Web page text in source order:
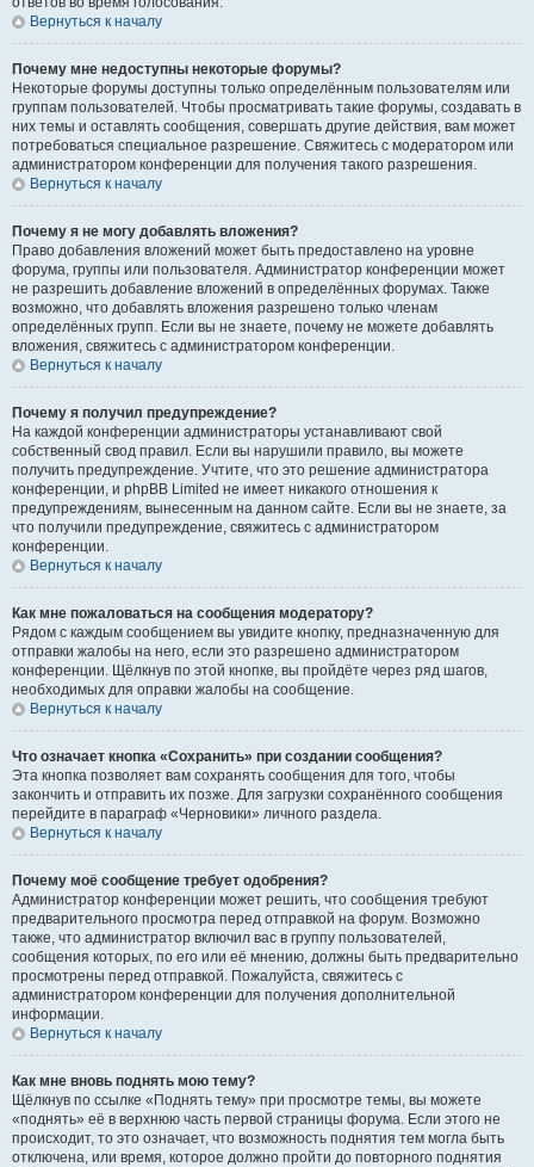
Вернуться к началу
Почему мне недоступны некоторые форумы?
Некоторые форумы доступны только определённым пользователям или
группам пользователей. Чтобы просматривать такие форумы, создавать в
них темы и оставлять сообщения, совершать другие действия, вам может
потребоваться специальное разрешение. Свяжитесь с модератором или
администратором конференции для получения такого разрешения.
Вернуться к началу
Почему я не могу добавлять вложения?
Право добавления вложений может быть предоставлено на уровне
форума, группы или пользователя. Администратор конференции может
не разрешить добавление вложений в определённых форумах. Также
возможно, что добавлять вложения разрешено только членам
определённых групп. Если вы не знаете, почему не можете добавлять
вложения, свяжитесь с администратором конференции.
Вернуться к началу
Почему я получил предупреждение?
На каждой конференции администраторы устанавливают свой
собственный свод правил. Если вы нарушили правило, вы можете
получить предупреждение. Учтите, что это решение администратора
конференции, и phpBB Limited не имеет никакого отношения к
предупреждениям, вынесенным на данном сайте. Если вы не знаете, за
что получили предупреждение, свяжитесь с администратором
конференции.
Вернуться к началу
Как мне пожаловаться на сообщения модератору?
Рядом с каждым сообщением вы увидите кнопку, предназначенную для
отправки жалобы на него, если это разрешено администратором
конференции. Щёлкнув по этой кнопке, вы пройдёте через ряд шагов,
необходимых для оправки жалобы на сообщение.
Вернуться к началу
Что означает кнопка «Сохранить» при создании сообщения?
Эта кнопка позволяет вам сохранять сообщения для того, чтобы
закончить и отправить их позже. Для загрузки сохранённого сообщения
перейдите в параграф «Черновики» личного раздела.
Вернуться к началу
Почему моё сообщение требует одобрения?
Администратор конференции может решить, что сообщения требуют
предварительного просмотра перед отправкой на форум. Возможно
также, что администратор включил вас в группу пользователей,
сообщения которых, по его или её мнению, должны быть предварительно
просмотрены перед отправкой. Пожалуйста, свяжитесь с
администратором конференции для получения дополнительной
информации.
Вернуться к началу
Как мне вновь поднять мою тему?
Щёлкнув по ссылке «Поднять тему» при просмотре темы, вы можете
«поднять» её в верхнюю часть первой страницы форума. Если этого не
происходит, то это означает, что возможность поднятия тем могла быть
отключена, или время, которое должно пройти до повторного поднятия